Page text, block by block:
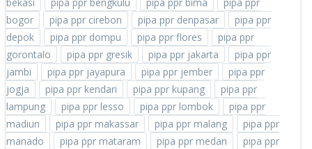
bekasi
pipa ppr bengkulu pipa ppr bima
pipa ppr
bogor
pipa ppr cirebon pipa ppr denpasar
pipa ppr
depok
pipa ppr dompu pipa ppr flores
pipa ppr
gorontalo
pipa ppr gresik pipa ppr jakarta
pipa ppr
jambi
pipa ppr jayapura pipa ppr jember
pipa ppr
jogja
pipa ppr kendari pipa ppr kupang
pipa ppr
lampung
pipa ppr lesso pipa ppr lombok
pipa ppr
madiun
pipa ppr makassar pipa ppr malang
pipa ppr
manado
pipa ppr mataram pipa ppr medan
pipa ppr